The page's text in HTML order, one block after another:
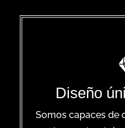
Diseño
Somos capaces de